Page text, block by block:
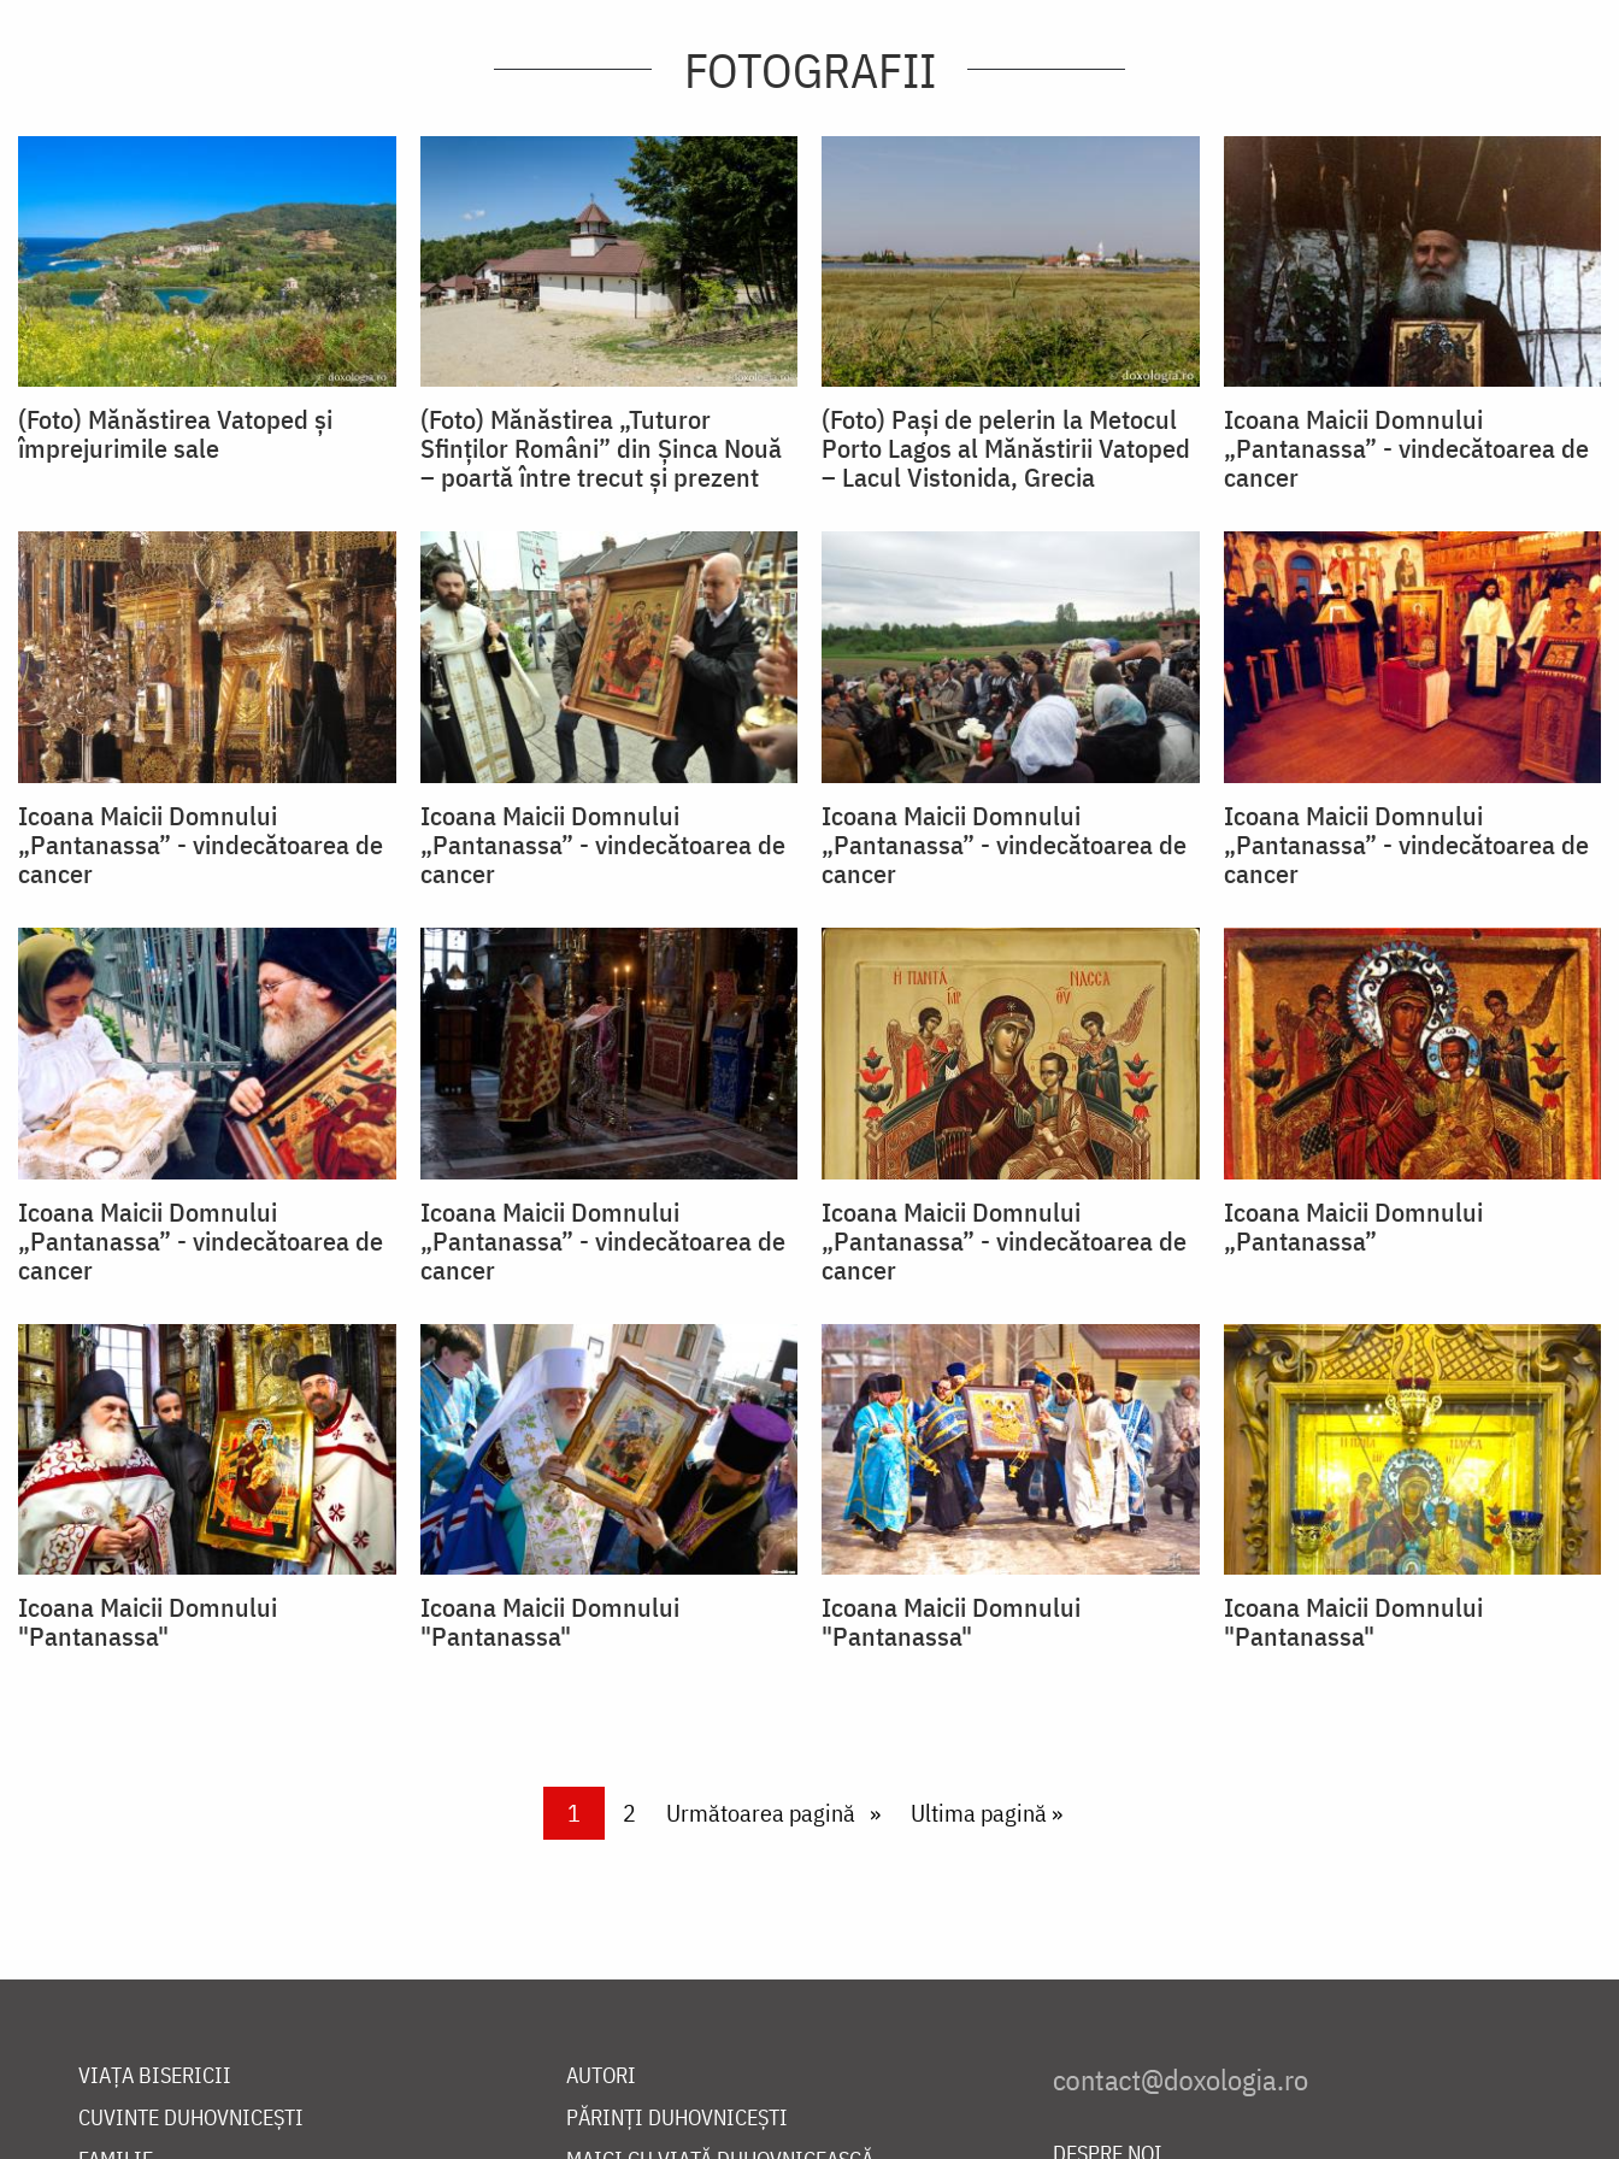
FOTOGRAFII
(Foto) Mănăstirea Vatoped și
împrejurimile sale
(Foto) Mănăstirea „Tuturor
Sfinților Români” din Șinca Nouă
– poartă între trecut și prezent
(Foto) Pași de pelerin la Metocul
Porto Lagos al Mănăstirii Vatoped
– Lacul Vistonida, Grecia
Icoana Maicii Domnului
„Pantanassa” - vindecătoarea de
cancer
Icoana Maicii Domnului
„Pantanassa” - vindecătoarea de
cancer
Icoana Maicii Domnului
„Pantanassa” - vindecătoarea de
cancer
Icoana Maicii Domnului
„Pantanassa” - vindecătoarea de
cancer
Icoana Maicii Domnului
„Pantanassa” - vindecătoarea de
cancer
Icoana Maicii Domnului
„Pantanassa” - vindecătoarea de
cancer
Icoana Maicii Domnului
„Pantanassa” - vindecătoarea de
cancer
Icoana Maicii Domnului
„Pantanassa” - vindecătoarea de
cancer
Icoana Maicii Domnului
„Pantanassa”
Icoana Maicii Domnului
"Pantanassa"
Icoana Maicii Domnului
"Pantanassa"
Icoana Maicii Domnului
"Pantanassa"
Icoana Maicii Domnului
"Pantanassa"
Current page
1 Page
2 Next page
Următoarea pagină Last page
Ultima pagină »
VIAȚA BISERICII
CUVINTE DUHOVNICEȘTI
AUTORI
PĂRINȚI DUHOVNICEȘTI
DESPRE NOI